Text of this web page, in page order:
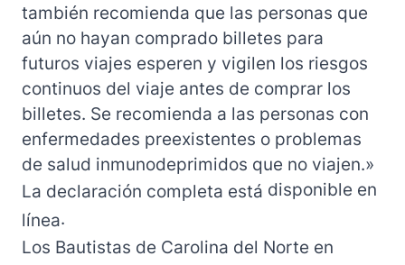
también recomienda que las personas que
aún no hayan comprado billetes para
futuros viajes esperen y vigilen los riesgos
continuos del viaje antes de comprar los
billetes. Se recomienda a las personas con
enfermedades preexistentes o problemas
de salud inmunodeprimidos que no viajen.»
La declaración completa está disponible en
línea.
Los Bautistas de Carolina del Norte en